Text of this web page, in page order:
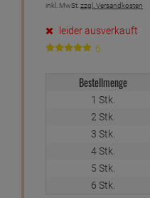
inkl. MwSt.zzgl. Versandkosten
leider ausverkauft
6
Bestellmenge
1 Stk.
2 Stk.
3 Stk.
4 Stk.
5 Stk.
6 Stk.